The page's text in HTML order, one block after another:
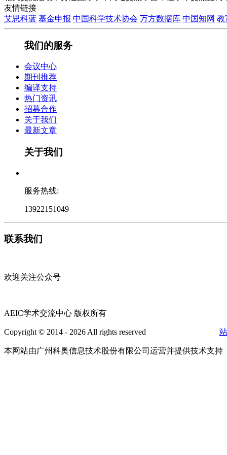
友情链接
艾思科蓝 基金申报 中国科学技术协会 万方数据库 中国知网 教
我们的服务
会议中心
期刊推荐
编译支持
热门资讯
招募合作
关于我们
最新文章
关于我们
服务热线:
13922151049
联系我们
欢迎关注公众号
AEIC学术交流中心 版权所有
Copyright © 2014 - 2026 All rights reserved
本网站由广州科奥信息技术股份有限公司运营并提供技术支持